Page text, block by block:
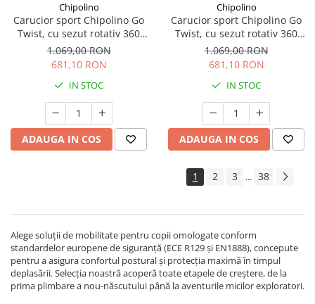
Chipolino
Carucior sport Chipolino Go
Twist, cu sezut rotativ 360
grade, pliere cu o singura
mana, pana la 22 kg, Charcoal
1.069,00 RON
681,10 RON
IN STOC
ADAUGA IN COS
Chipolino
Carucior sport Chipolino Go
Twist, cu sezut rotativ 360
grade, pliere cu o singura
mana, pana la 22 kg, Latte
1.069,00 RON
681,10 RON
IN STOC
ADAUGA IN COS
1 2 3 ... 38
Alege soluții de mobilitate pentru copii omologate conform
standardelor europene de siguranță (ECE R129 și EN1888), concepute
pentru a asigura confortul postural și protecția maximă în timpul
deplasării. Selecția noastră acoperă toate etapele de creștere, de la
prima plimbare a nou-născutului până la aventurile micilor exploratori.